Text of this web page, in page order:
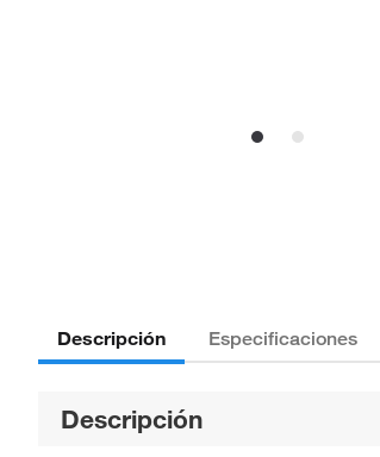
Descripción Especificaciones
Descripción